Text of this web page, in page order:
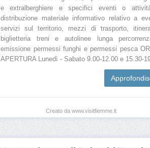
e extralberghiere e specifici eventi o
distribuzione materiale informativo relativo a
servizi sul territorio, mezzi di trasporto,
biglietteria treni e autolinee lunga
emissione permessi funghi e permessi pesca
APERTURA Lunedì - Sabato 9.00-12.00 e 15.30-
Creato da www.visitfiemme.it